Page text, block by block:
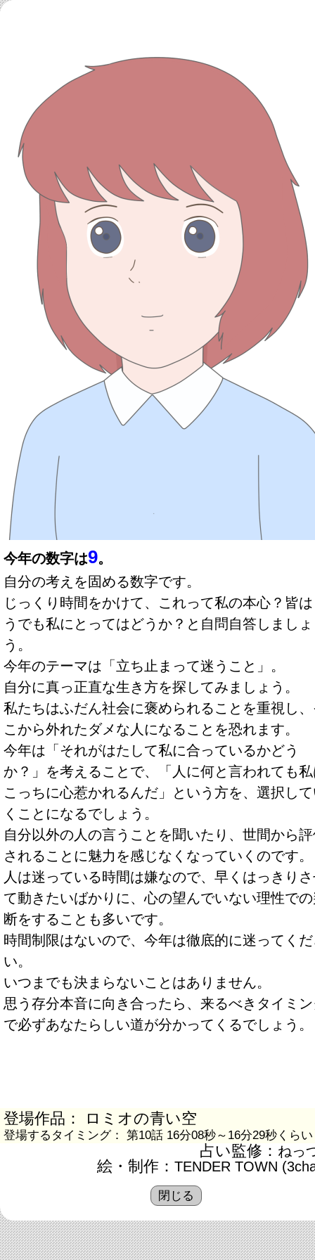
今年の数字は9。
自分の考えを固める数字です。
じっくり時間をかけて、これって私の本心？皆
うでも私にとってはどうか？と自問自答しましょ
う。
今年のテーマは「立ち止まって迷うこと」。
自分に真っ正直な生き方を探してみましょう。
私たちはふだん社会に褒められることを重視し
こから外れたダメな人になることを恐れます。
今年は「それがはたして私に合っているかどう
か？」を考えることで、「人に何と言われても
こっちに心惹かれるんだ」という方を、選択し
くことになるでしょう。
自分以外の人の言うことを聞いたり、世間から
されることに魅力を感じなくなっていくのです。
人は迷っている時間は嫌なので、早くはっきり
て動きたいばかりに、心の望んでいない理性で
断をすることも多いです。
時間制限はないので、今年は徹底的に迷ってく
い。
いつまでも決まらないことはありません。
思う存分本音に向き合ったら、来るべきタイミ
で必ずあなたらしい道が分かってくるでしょう。
登場作品： ロミオの青い空
登場するタイミング： 第10話 16分08秒～16分29秒くらい
占い監修： ねっ
絵・制作： TENDER TOWN